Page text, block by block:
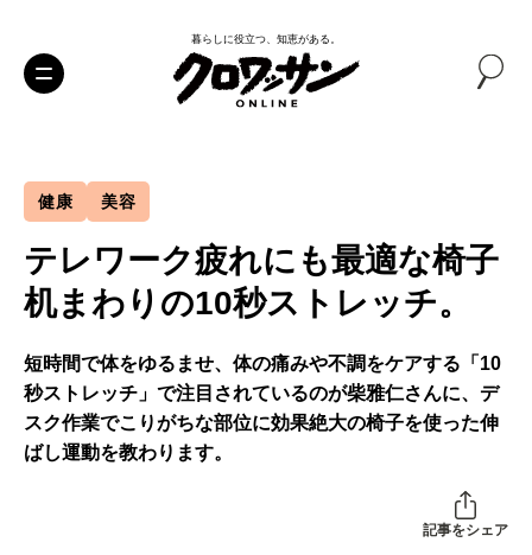
暮らしに役立つ、知恵がある。
健康 美容
テレワーク疲れにも最適な椅子
机まわりの10秒ストレッチ。
短時間で体をゆるませ、体の痛みや不調をケアする「10
秒ストレッチ」で注目されているのが柴雅仁さんに、デ
スク作業でこりがちな部位に効果絶大の椅子を使った伸
ばし運動を教わります。
記事をシェア